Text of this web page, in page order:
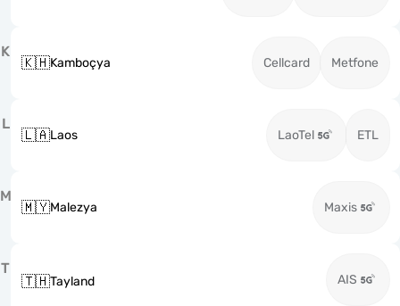
K
🇰🇭Kamboçya Cellcard Metfone
L
🇱🇦Laos LaoTel ETL
M
🇲🇾Malezya Maxis
T
🇹🇭Tayland AIS